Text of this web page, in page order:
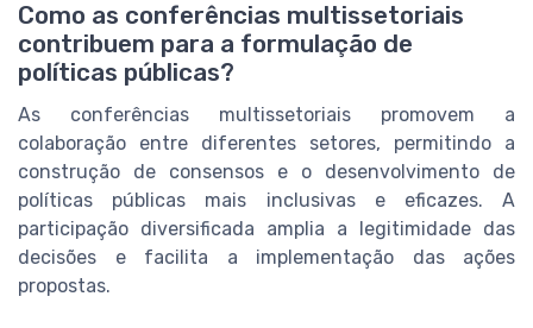
Como as conferências multissetoriais
contribuem para a formulação de
políticas públicas?
As conferências multissetoriais promovem a
colaboração entre diferentes setores, permitindo a
construção de consensos e o desenvolvimento de
políticas públicas mais inclusivas e eficazes. A
participação diversificada amplia a legitimidade das
decisões e facilita a implementação das ações
propostas.